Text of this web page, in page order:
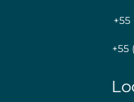
+55
+55